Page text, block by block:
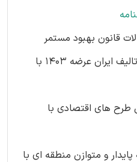
قانون بهبود مستمر
عرضه 1403 با